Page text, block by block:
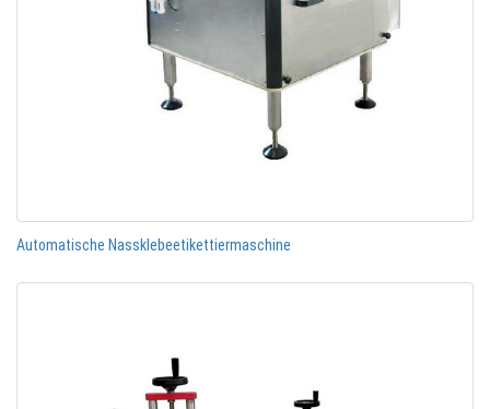
Automatische Nassklebeetikettiermaschine